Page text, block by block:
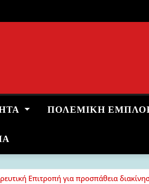
ΠΟΛΕΜΙΚΉ
Επιτροπή για προσπάθεια